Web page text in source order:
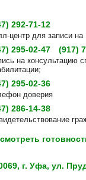
292-71-12
центр для записи
295-02-47 (917)
на консультацию
295-02-36
доверия
286-14-38
г. Уфа, ул.